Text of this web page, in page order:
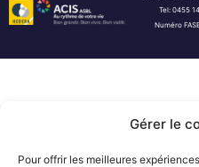
Gérer le
Pour offrir les meilleures
Tel: 0455
Numéro